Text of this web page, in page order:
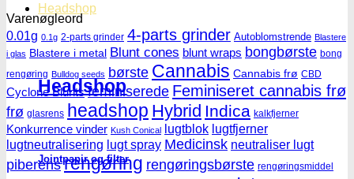
Headshop
Headshop
Jointpapir og filter
Varenøgleord
0.01g 0.1g 2-parts grinder 4-parts grinder Autoblomstrende Blastere
i glas Blastere i metal Blunt cones blunt wraps bongbørste bong
rengøring Bulldog seeds børste Cannabis Cannabis frø CBD
Cyclone Blunts feminiserede Feminiseret cannabis frø
frø glasrens headshop Hybrid Indica kalkfjerner
Konkurrence vinder Kush Conical lugtblok lugtfjerner
lugtneutralisering lugt spray Medicinsk neutraliser lugt
piberens rengøring rengøringsbørste rengøringsmiddel